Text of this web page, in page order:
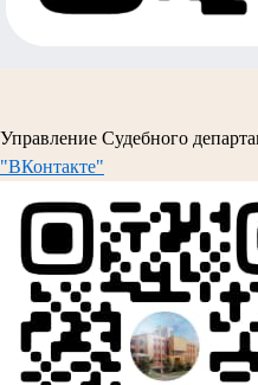
Управление Судебного
"ВКонтакте"